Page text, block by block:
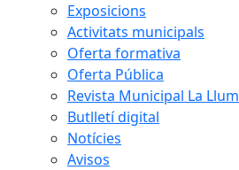
Exposicions
Activitats municipals
Oferta formativa
Oferta Pública
Revista Municipal La Llum
Butlletí digital
Notícies
Avisos